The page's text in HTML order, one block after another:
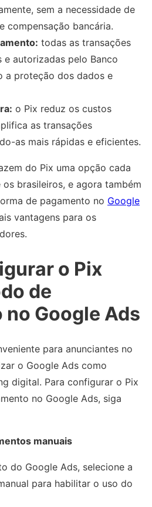
sem a necessidade de
compensação bancária.
todas as transações
autorizadas pelo Banco
a proteção dos dados e
o Pix reduz os custos
as transações
as mais rápidas e eficientes.
do Pix uma opção cada
brasileiros, e agora também
de pagamento no Google
vantagens para os
o Pix
de
Google Ads
para anunciantes no
o Google Ads como
digital. Para configurar o Pix
no Google Ads, siga
manuais
do Google Ads, selecione a
para habilitar o uso do